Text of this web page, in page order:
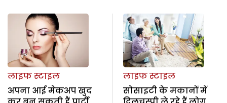
लाइफ स्टाइल
अपना आई मेकअप खुद
लाइफ स्टाइल
सोसाइटी के मकानों में